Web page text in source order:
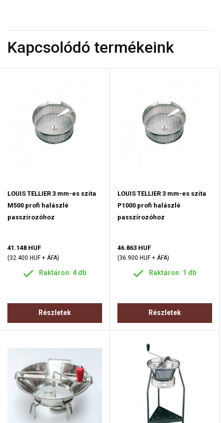
Kapcsolódó termékeink
LOUIS TELLIER 3 mm-es szita
M500 profi halászlé
passzírozóhoz
41.148 HUF
(32.400 HUF + ÁFA)
Raktáron: 4 db
Részletek
LOUIS TELLIER 3 mm-es szita
P1000 profi halászlé
passzírozóhoz
46.863 HUF
(36.900 HUF + ÁFA)
Raktáron: 1 db
Részletek